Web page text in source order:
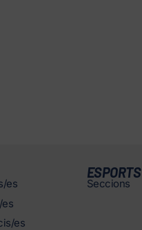
es
es
es
ESPORTS
Seccions